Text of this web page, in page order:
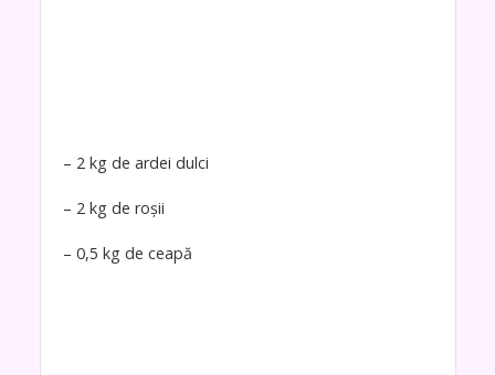
– 2 kg de ardei dulci
– 2 kg de roșii
– 0,5 kg de ceapă